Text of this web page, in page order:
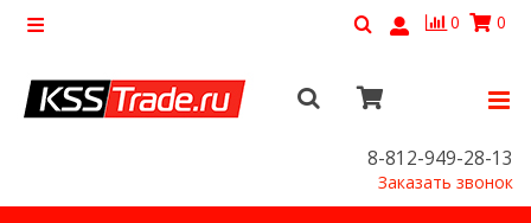
0 0
8-812-949-28-13
Заказать звонок